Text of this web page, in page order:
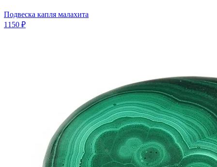
Подвеска капля малахита
1150 ₽